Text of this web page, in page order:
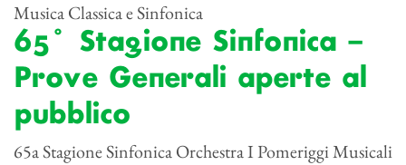
Musica Classica e Sinfonica
65° Stagione Sinfonica –
Prove Generali aperte al
pubblico
65a Stagione Sinfonica Orchestra I Pomeriggi Musicali